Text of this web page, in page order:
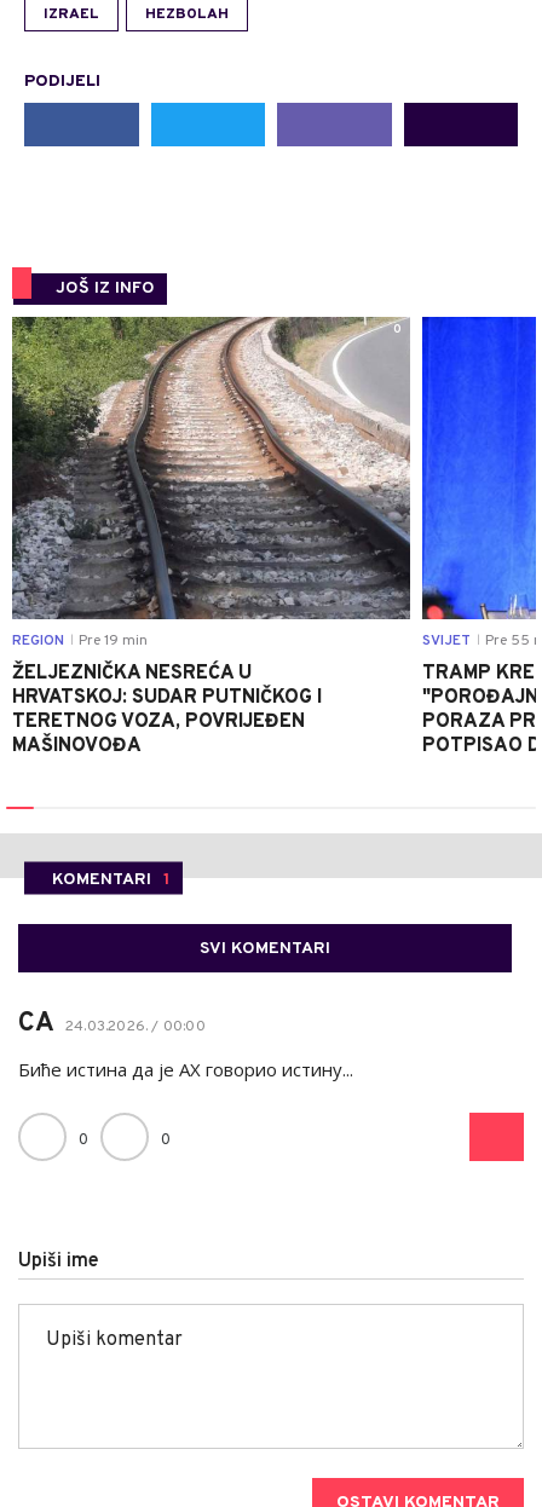
IZRAEL HEZBOLAH
PODIJELI
JOŠ IZ INFO
0
REGION Pre 19 min
ŽELJEZNIČKA NESREĆA U
HRVATSKOJ: SUDAR PUTNIČKOG I
TERETNOG VOZA, POVRIJEĐEN
MAŠINOVOĐA
SVIJET Pre 55
TRAMP
PORAZA
POTPISAO
KOMENTARI 1
SVI KOMENTARI
СА 24.03.2026. / 00:00
Биће истина да је АХ говорио истину...
0 0
Upiši ime